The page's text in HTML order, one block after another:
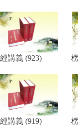
講義 (923)
講義 (919)